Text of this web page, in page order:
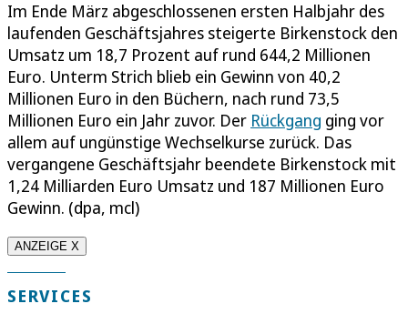
Im Ende März abgeschlossenen ersten Halbjahr des
laufenden Geschäftsjahres steigerte Birkenstock den
Umsatz um 18,7 Prozent auf rund 644,2 Millionen
Euro. Unterm Strich blieb ein Gewinn von 40,2
Millionen Euro in den Büchern, nach rund 73,5
Millionen Euro ein Jahr zuvor. Der Rückgang ging vor
allem auf ungünstige Wechselkurse zurück. Das
vergangene Geschäftsjahr beendete Birkenstock mit
1,24 Milliarden Euro Umsatz und 187 Millionen Euro
Gewinn. (dpa, mcl)
ANZEIGE X
SERVICES